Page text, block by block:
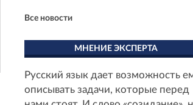
Все новости
МНЕНИЕ ЭКСПЕРТА
Русский язык дает возможность
описывать задачи, которые перед